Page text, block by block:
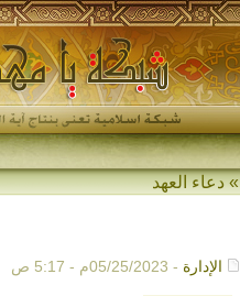
»دعاء العهد
الإدارة - 05/25/2023م - 5:17 ص